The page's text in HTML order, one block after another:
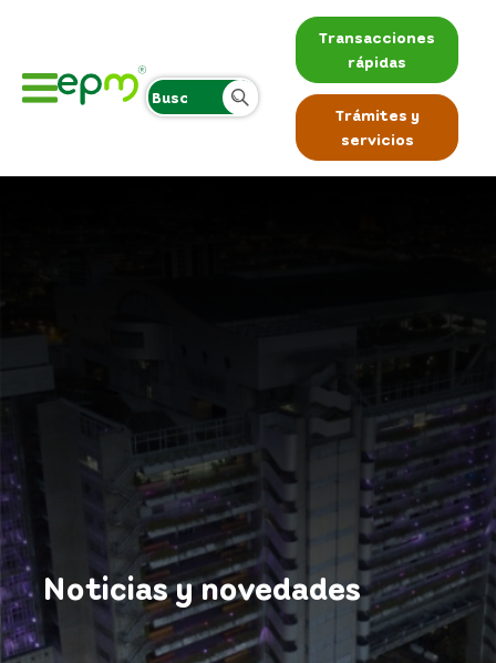
Transacciones
rápidas
Trámites y
servicios
Noticias y novedades